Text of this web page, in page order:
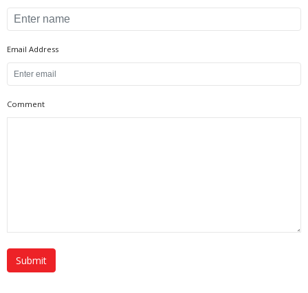
Email Address
Comment